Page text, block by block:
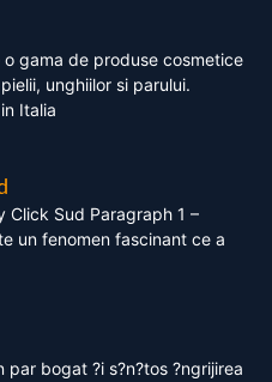
gama de produse cosmetice
unghiilor si parului.
Italia
Click Sud Paragraph 1 –
un fenomen fascinant ce a
par bogat ?i s?n?tos ?ngrijirea